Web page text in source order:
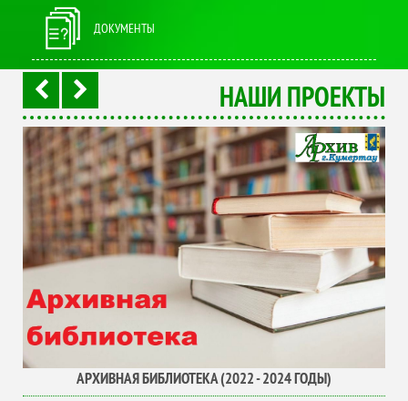
ДОКУМЕНТЫ
НАШИ ПРОЕКТЫ
АРХИВНАЯ БИБЛИОТЕКА (2022 - 2024 ГОДЫ)